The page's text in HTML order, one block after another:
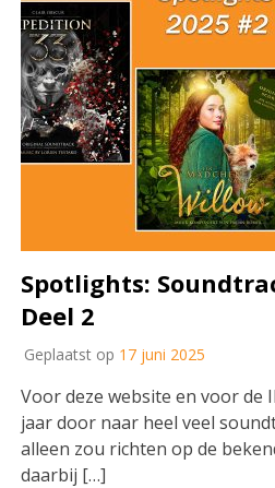
Spotlights:
Deel 2
Geplaatst op 17 juni 2025
Voor deze website en voor de
jaar door naar heel veel
alleen zou richten op de
daarbij […]